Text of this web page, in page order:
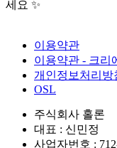
세요 ✨
이용약관
이용약관 - 크리
개인정보처리방
OSL
주식회사 홀론
대표 : 신민정
사업자번호 :